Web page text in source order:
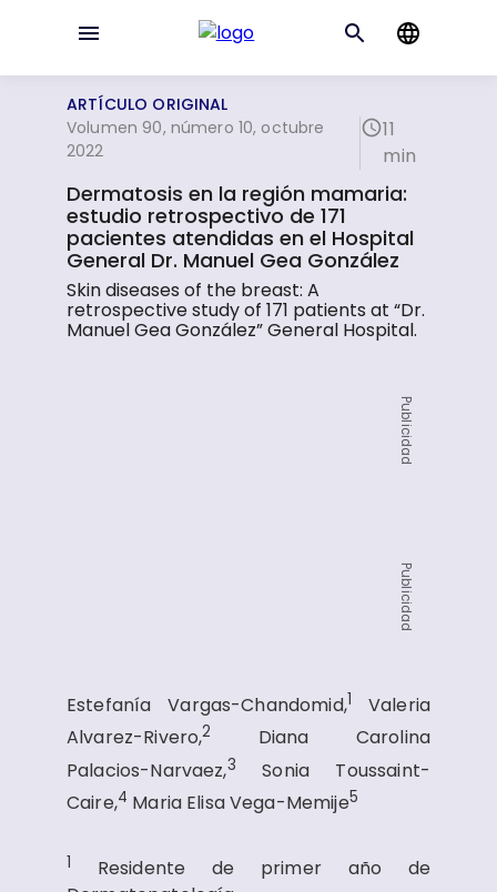
ARTÍCULO ORIGINAL
Volumen 90, número 10, octubre
2022
11
min
Dermatosis en la región mamaria:
estudio retrospectivo de 171
pacientes atendidas en el Hospital
General Dr. Manuel Gea González
Skin diseases of the breast: A
retrospective study of 171 patients at “Dr.
Manuel Gea González” General Hospital.
Publicidad
Publicidad
Estefanía Vargas-Chandomid,1
Valeria
Alvarez-Rivero,2
Diana Carolina
Palacios-Narvaez,3
Sonia Toussaint-
Caire,4 Maria Elisa Vega-Memije5
1 Residente de primer año de